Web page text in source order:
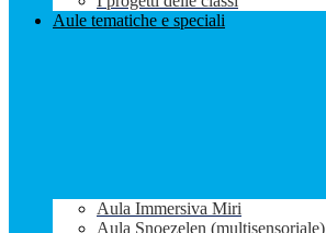
Aule tematiche e speciali
Aula Immersiva Miri
Aula Snoezelen (multisensoriale)